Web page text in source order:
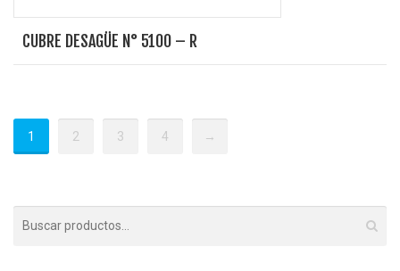
CUBRE DESAGÜE N° 5100 – R
1 2 3 4 →